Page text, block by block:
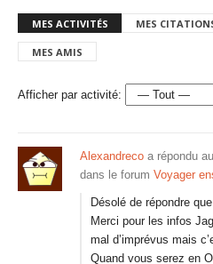
MES ACTIVITÉS MES
MES AMIS
Afficher par activité:
Alexandreco a répondu
dans le forum Voyager
Désolé de répondre
Merci pour les infos
mal d’imprévus mais
Quand vous serez en